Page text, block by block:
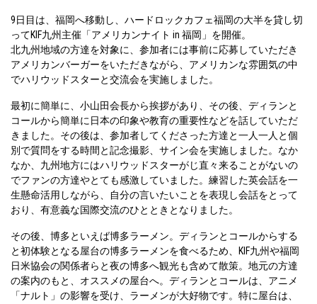
9日目は、福岡へ移動し、ハードロックカフェ福岡の大半を貸し切
ってKIF九州主催「アメリカンナイト in 福岡」を開催。
北九州地域の方達を対象に、参加者には事前に応募していただき
アメリカンバーガーをいただきながら、アメリカンな雰囲気の中
でハリウッドスターと交流会を実施しました。
最初に簡単に、小山田会長から挨拶があり、その後、ディランと
コールから簡単に日本の印象や教育の重要性などを話していただ
きました。その後は、参加者してくださった方達と一人一人と個
別で質問をする時間と記念撮影、サイン会を実施しました。なか
なか、九州地方にはハリウッドスターがじ直々来ることがないの
でファンの方達やとても感激していました。練習した英会話を一
生懸命活用しながら、自分の言いたいことを表現し会話をとって
おり、有意義な国際交流のひとときとなりました。
その後、博多といえば博多ラーメン。ディランとコールからする
と初体験となる屋台の博多ラーメンを食べるため、KIF九州や福岡
日米協会の関係者らと夜の博多へ観光も含めて散策。地元の方達
の案内のもと、オススメの屋台へ。ディランとコールは、アニメ
「ナルト」の影響を受け、ラーメンが大好物です。特に屋台は、